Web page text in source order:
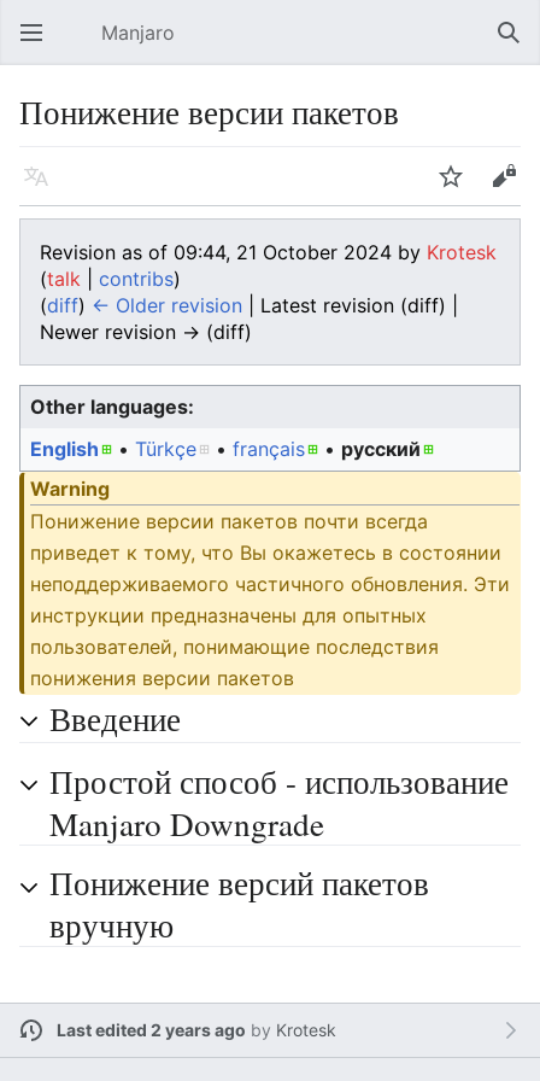
Open main menu Manjaro
Понижение версии пакетов
Language Watch Edit
Revision as of 09:44, 21 October 2024 by Krotesk
(talk contribs)
(diff) ← Older revision | Latest revision (diff) |
Newer revision → (diff)
Other languages:
English
• ‎ Türkçe • ‎ français • ‎ русский
Warning
Понижение версии пакетов почти всегда
приведет к тому, что Вы окажетесь в состоянии
неподдерживаемого частичного обновления. Эти
инструкции предназначены для опытных
пользователей, понимающие последствия
понижения версии пакетов
Введение
Простой способ - использование
Manjaro Downgrade
Понижение версий пакетов
вручную
Last edited 2 years ago by Krotesk